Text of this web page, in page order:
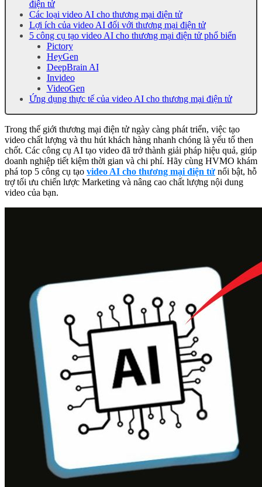
điện tử
Các loại video AI cho thương mại điện tử
Lợi ích của video AI đối với thương mại điện tử
5 công cụ tạo video AI cho thương mại điện tử phổ biến
Pictory
HeyGen
DeepBrain AI
Invideo
VideoGen
Ứng dụng thực tế của video AI cho thương mại điện tử
Trong thế giới thương mại điện tử ngày càng phát triển, việc tạo
video chất lượng và thu hút khách hàng nhanh chóng là yếu tố then
chốt. Các công cụ AI tạo video đã trở thành giải pháp hiệu quả, giúp
doanh nghiệp tiết kiệm thời gian và chi phí. Hãy cùng HVMO khám
phá top 5 công cụ tạo video AI cho thương mại điện tử nổi bật, hỗ
trợ tối ưu chiến lược Marketing và nâng cao chất lượng nội dung
video của bạn.